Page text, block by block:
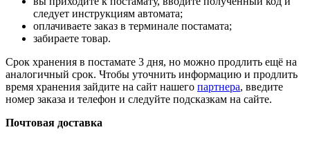
следует инструкциям автомата;
оплачиваете заказ в терминале постамата;
забираете товар.
Срок хранения в постамате 3 дня, но можно продлить ещё на
аналогичный срок. Чтобы уточнить информацию и продлить
время хранения зайдите на сайт нашего партнера, введите
номер заказа и телефон и следуйте подсказкам на сайте.
Почтовая доставка